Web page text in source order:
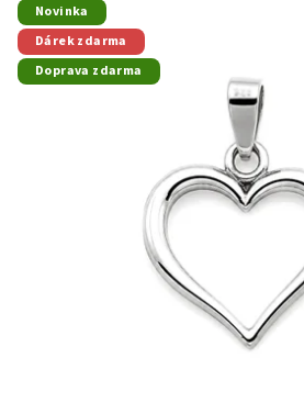
Novinka
Dárek zdarma
Doprava zdarma